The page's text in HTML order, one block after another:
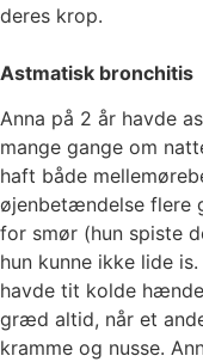
deres krop.
Astmatisk bronchitis
Anna på 2 år havde
mange gange om
haft både
øjenbetændelse flere
for smør (hun spiste
hun kunne ikke lide
havde tit kolde
græd altid, når et
kramme og nusse.